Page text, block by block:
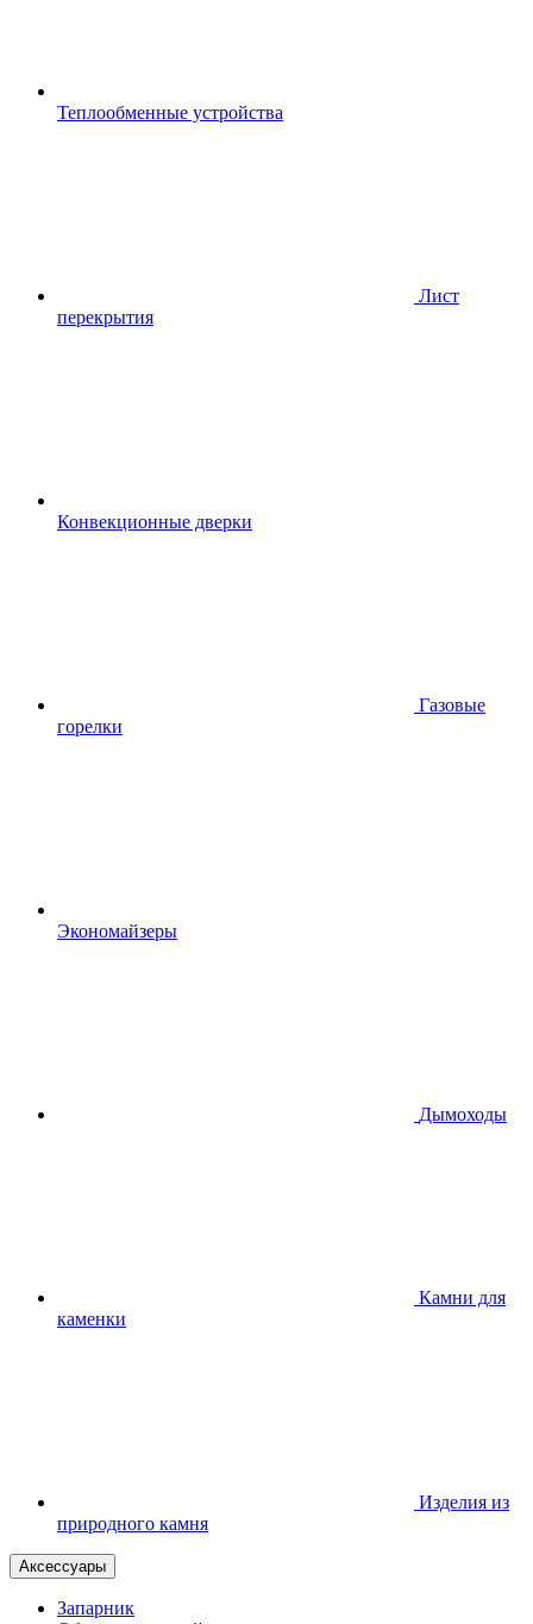
Теплообменные устройства
Лист
перекрытия
Конвекционные дверки
Газовые
горелки
Экономайзеры
Дымоходы
Камни для
каменки
Изделия из
природного камня
Аксессуары
Запарник